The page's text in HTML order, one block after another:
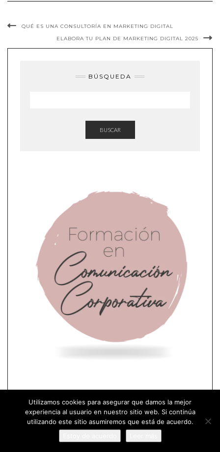
QUÉ ES UNA CONSULTORÍA EN MARKETING DIGITAL
ELABORA TU PLAN DE MARKETING DIGITAL 2025
BÚSQUEDA
BUSCAR
Utilizamos cookies para asegurar que damos la mejor
experiencia al usuario en nuestro sitio web. Si continúa
utilizando este sitio asumiremos que está de acuerdo.